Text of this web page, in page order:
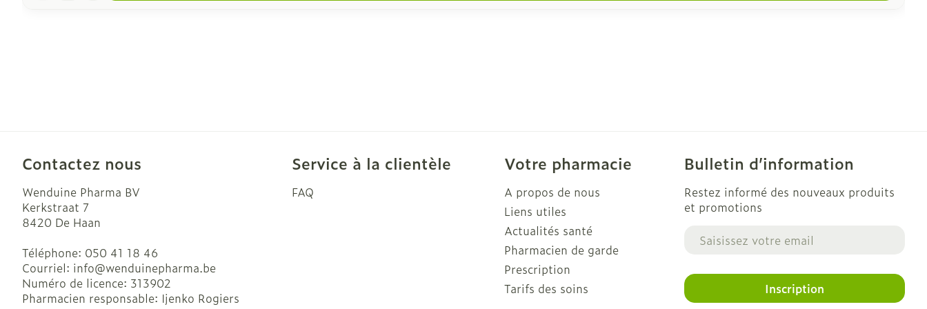
Contactez nous
Wenduine Pharma BV
Kerkstraat 7
8420 De Haan
Téléphone: 050 41 18 46
Courriel: info@wenduinepharma.be
Numéro de licence: 313902
Pharmacien responsable: Ijenko Rogiers
Service à la clientèle
FAQ
Votre pharmacie
A propos de nous
Liens utiles
Actualités santé
Pharmacien de garde
Prescription
Tarifs des soins
Bulletin d’information
Restez informé des nouveaux produits
et promotions
Adresse mail
Inscription